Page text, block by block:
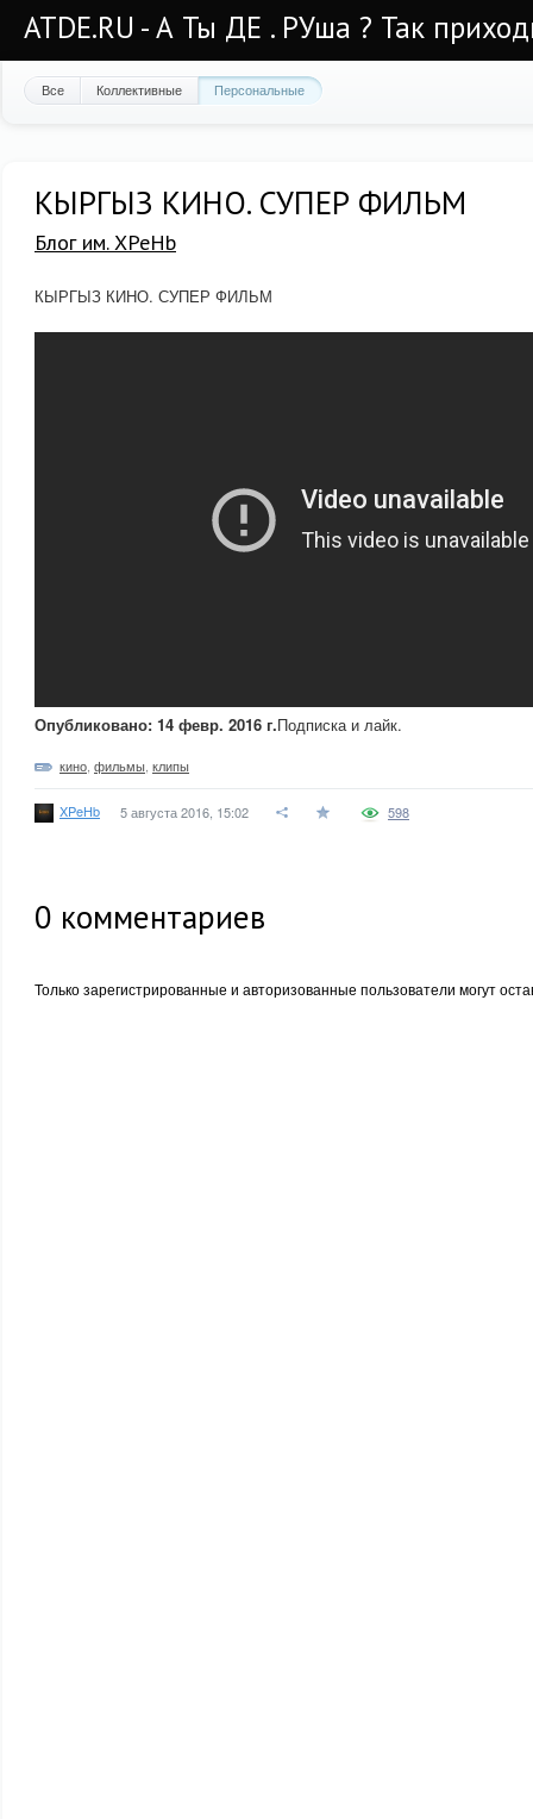
ATDE.RU - А Ты ДЕ . РУша ? Так
Все Коллективные Персональные
КЫРГЫЗ КИНО. СУПЕР ФИЛЬМ
Блог им. XPeHb
КЫРГЫЗ КИНО. СУПЕР ФИЛЬМ
Опубликовано: 14 февр. 2016 г.Подписка и лайк.
кино фильмы клипы
XPeHb 5 августа 2016, 15:02 598
0 комментариев
Только зарегистрированные и авторизованные пользователи могут